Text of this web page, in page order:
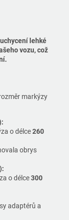
lehké
vozu, což
markýzy
o délce260
obrys
o délce300
adaptérů a